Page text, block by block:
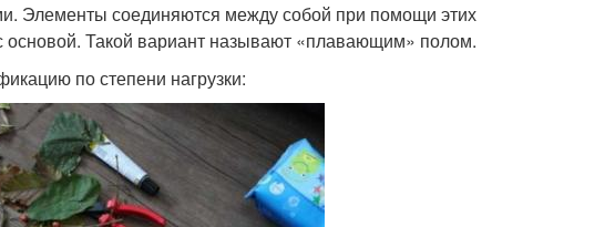
Элементы соединяются между собой при помощи этих
основой. Такой вариант называют «плавающим» полом.
по степени нагрузки: